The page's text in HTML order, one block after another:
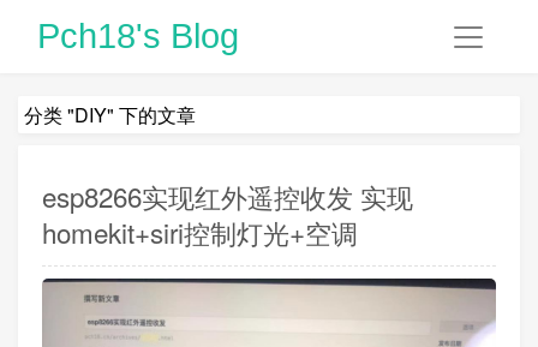
Pch18's Blog
分类 "DIY" 下的文章
esp8266实现红外遥控收发 实现
homekit+siri控制灯光+空调